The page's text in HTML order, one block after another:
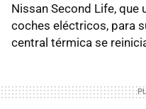
Nissan Second Life, que
coches eléctricos, para
central térmica se